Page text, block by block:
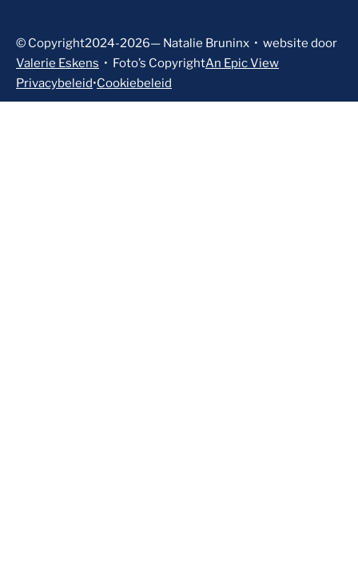
© Copyright2024-2026— Natalie Bruninx • website door
Valerie Eskens • Foto’s CopyrightAn Epic View
Privacybeleid•Cookiebeleid